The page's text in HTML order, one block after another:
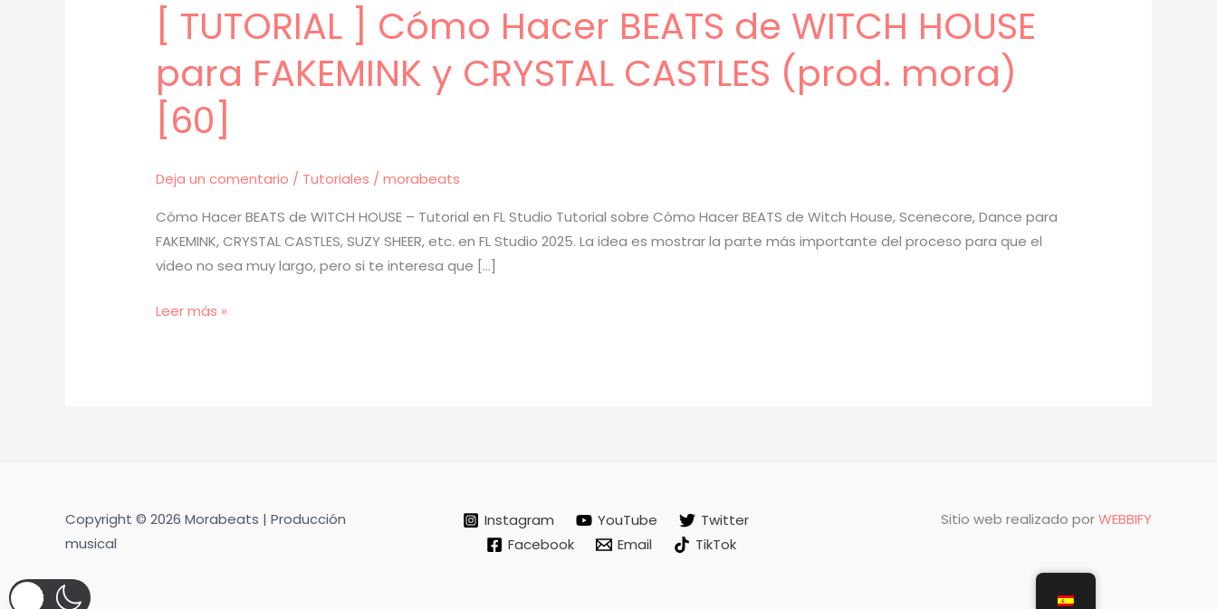
[ TUTORIAL ] Cómo Hacer BEATS de WITCH HOUSE
para FAKEMINK y CRYSTAL CASTLES (prod. mora)
[60]
Deja un comentario / Tutoriales /morabeats
Cómo Hacer BEATS de WITCH HOUSE – Tutorial en FL Studio Tutorial sobre Cómo Hacer BEATS de Witch House, Scenecore, Dance para
FAKEMINK, CRYSTAL CASTLES, SUZY SHEER, etc. en FL Studio 2025. La idea es mostrar la parte más importante del proceso para que el
video no sea muy largo, pero si te interesa que […]
[
para
Leer más »
Copyright © 2026 Morabeats | Producción
musical
Instagram YouTube
Twitter
Facebook
Email TikTok
Sitio web realizado porWEBBIFY